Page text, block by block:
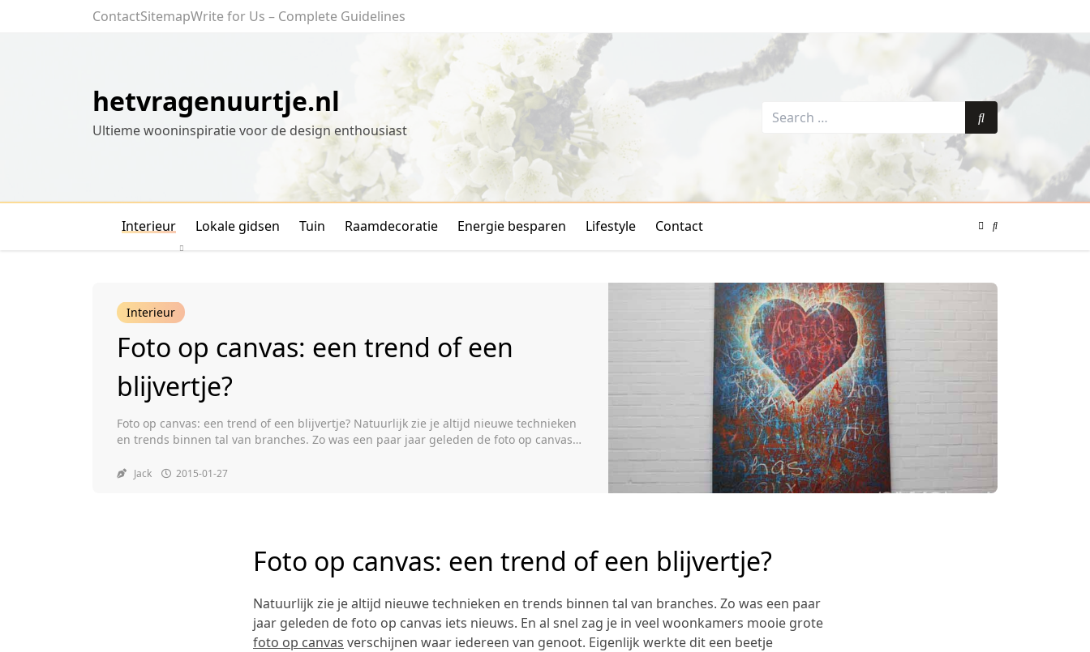
ContactSitemapWrite for Us – Complete Guidelines
hetvragenuurtje.nl
Ultieme wooninspiratie voor de design enthousiast
Search
Search
Interieur Lokale gidsen Tuin Raamdecoratie Energie besparen Lifestyle Contact
Color
Interieur
Foto op canvas: een trend of een
blijvertje?
Foto op canvas: een trend of een blijvertje? Natuurlijk zie je altijd nieuwe technieken
en trends binnen tal van branches. Zo was een paar jaar geleden de foto op canvas
verschijnen waar iedereen van genoot. Eigenlijk werkte dit een beetje […]
Jack 2015-01-27
Foto op canvas: een trend of een blijvertje?
Natuurlijk zie je altijd nieuwe technieken en trends binnen tal van branches. Zo was een paar
jaar geleden de foto op canvas iets nieuws. En al snel zag je in veel woonkamers mooie grote
foto op canvas verschijnen waar iedereen van genoot. Eigenlijk werkte dit een beetje